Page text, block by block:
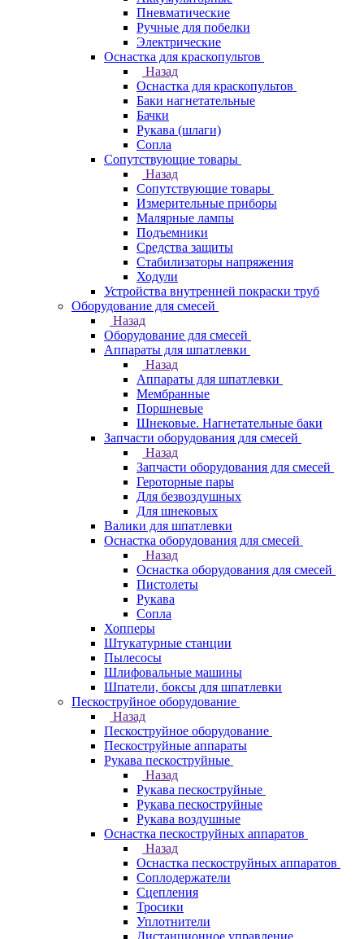
Пневматические
Ручные для побелки
Электрические
Оснастка для краскопультов
Назад
Оснастка для краскопультов
Баки нагнетательные
Бачки
Рукава (шлаги)
Сопла
Сопутствующие товары
Назад
Сопутствующие товары
Измерительные приборы
Малярные лампы
Подъемники
Средства защиты
Стабилизаторы напряжения
Ходули
Устройства внутренней покраски труб
Оборудование для смесей
Назад
Оборудование для смесей
Аппараты для шпатлевки
Назад
Аппараты для шпатлевки
Мембранные
Поршневые
Шнековые. Нагнетательные баки
Запчасти оборудования для смесей
Назад
Запчасти оборудования для смесей
Героторные пары
Для безвоздушных
Для шнековых
Валики для шпатлевки
Оснастка оборудования для смесей
Назад
Оснастка оборудования для смесей
Пистолеты
Рукава
Сопла
Хопперы
Штукатурные станции
Пылесосы
Шлифовальные машины
Шпатели, боксы для шпатлевки
Пескоструйное оборудование
Назад
Пескоструйное оборудование
Пескоструйные аппараты
Рукава пескоструйные
Назад
Рукава пескоструйные
Рукава пескоструйные
Рукава воздушные
Оснастка пескоструйных аппаратов
Назад
Оснастка пескоструйных аппаратов
Соплодержатели
Сцепления
Тросики
Уплотнители
Дистанционное управление